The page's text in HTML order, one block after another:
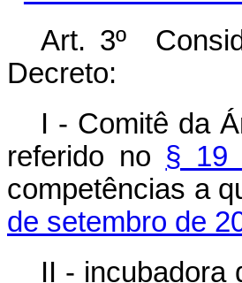
Art. 3º
Decreto:
I - Comitê da
referido no § 19
competências a
de setembro de
II - incubadora